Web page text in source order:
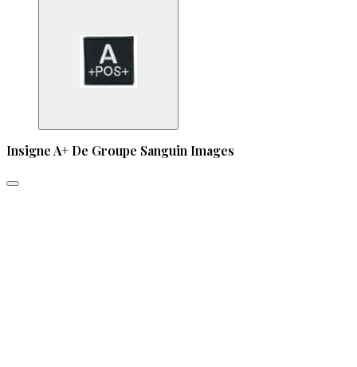
Insigne A+ De Groupe Sanguin Images